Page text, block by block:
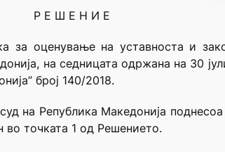
Р Е Ш Е Н И Е
за оценување на уставноста и
на седницата одржана на 30
број 140/2018.
на Република Македонија
во точката 1 од Решението.